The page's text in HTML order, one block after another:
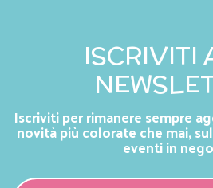
ISCRIVITI
Iscriviti per rimanere sempre
novità più colorate che mai,
eventi in